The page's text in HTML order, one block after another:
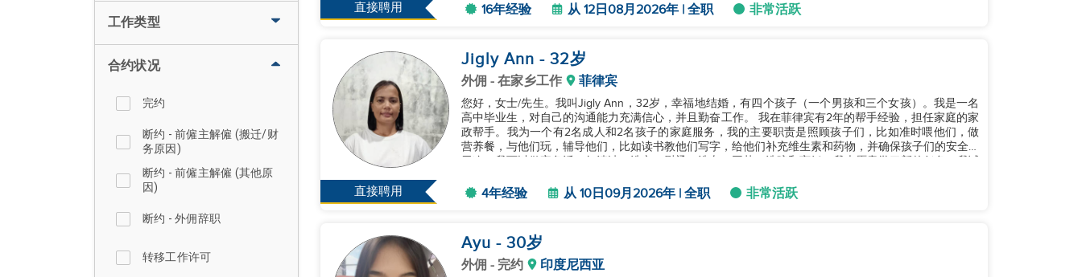
工作类型
合约状况
完约
断约 - 前僱主解僱 (搬迁/财
务原因)
断约 - 前僱主解僱 (其他原
因)
断约 - 外佣辞职
转移工作许可
直接聘用 16年经验 从 12日08月2026年 | 全职 非常活跃
直接聘用
Jigly Ann - 32岁
外佣 - 在家乡工作 菲律宾
您好，女士/先生。我叫Jigly Ann，32岁，幸福地结婚，有四个孩子（一个男孩和三个女孩）。我是一名
高中毕业生，对自己的沟通能力充满信心，并且勤奋工作。 我在菲律宾有2年的帮手经验，担任家庭的家
政帮手。我为一个有2名成人和2名孩子的家庭服务，我的主要职责是照顾孩子们，比如准时喂他们，做
营养餐，与他们玩，辅导他们，比如读书教他们写字，给他们补充维生素和药物，并确保孩子们的安全和
4年经验 从 10日09月2026年 | 全职 非常活跃
Ayu - 30岁
外佣 - 完约 印度尼西亚